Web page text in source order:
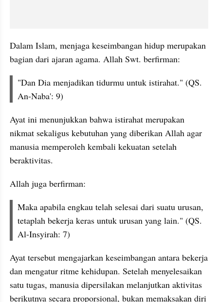
Dalam Islam, menjaga keseimbangan hidup merupakan
bagian dari ajaran agama. Allah Swt. berfirman:
"Dan Dia menjadikan tidurmu untuk istirahat." (QS.
An-Naba': 9)
Ayat ini menunjukkan bahwa istirahat merupakan
nikmat sekaligus kebutuhan yang diberikan Allah agar
manusia memperoleh kembali kekuatan setelah
beraktivitas.
Allah juga berfirman:
Maka apabila engkau telah selesai dari suatu urusan,
tetaplah bekerja keras untuk urusan yang lain." (QS.
Al-Insyirah: 7)
Ayat tersebut mengajarkan keseimbangan antara bekerja
dan mengatur ritme kehidupan. Setelah menyelesaikan
satu tugas, manusia dipersilakan melanjutkan aktivitas
berikutnya secara proporsional, bukan memaksakan diri